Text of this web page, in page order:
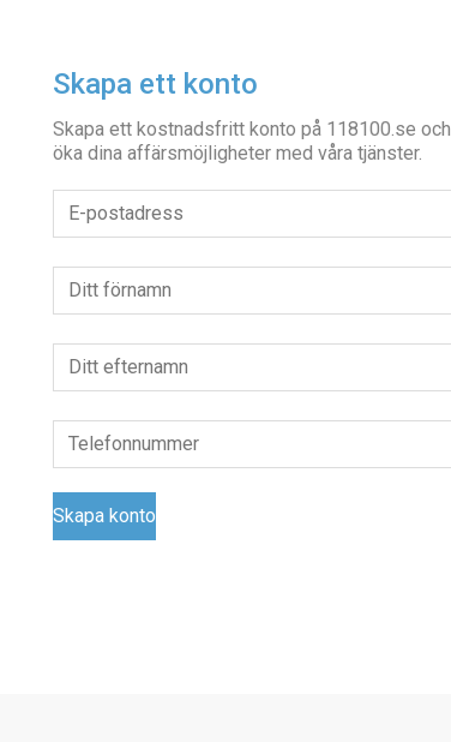
Skapa ett konto
Skapa ett kostnadsfritt konto på 118100.se och
öka dina affärsmöjligheter med våra tjänster.